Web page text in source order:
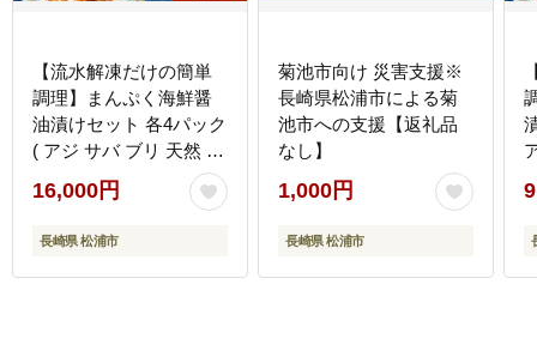
【流水解凍だけの簡単
調理】まんぷく海鮮醤
油漬けセット 各4パック
( アジ サバ ブリ 天然 あ
じ さば ぶり 海鮮丼 流
水解凍 お手軽 時短 簡単
人気 冷凍 おいしい 刺身
産 ギフト 長崎県 松浦市
16,000円
長崎県 松浦市
菊池市向け 災害支援※
長崎県松浦市による菊
池市への支援【返礼品
なし】
1,000円
長崎県 松浦市